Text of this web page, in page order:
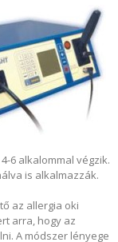
6 alkalommal végzik.
is alkalmazzák.
az allergia oki
arra, hogy az
A módszer lényege